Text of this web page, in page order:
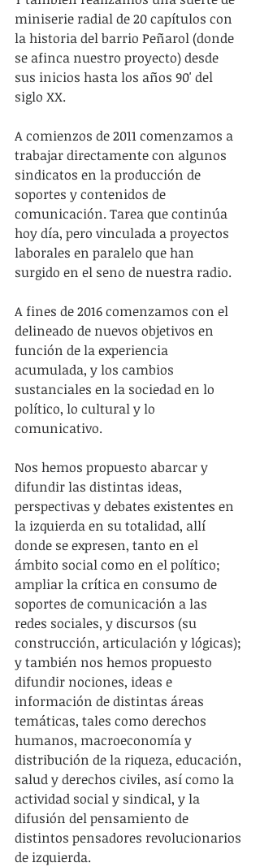
miniserie radial de 20 capítulos con
la historia del barrio Peñarol (donde
se afinca nuestro proyecto) desde
sus inicios hasta los años 90' del
siglo XX.
A comienzos de 2011 comenzamos a
trabajar directamente con algunos
sindicatos en la producción de
soportes y contenidos de
comunicación. Tarea que continúa
hoy día, pero vinculada a proyectos
laborales en paralelo que han
surgido en el seno de nuestra radio.
A fines de 2016 comenzamos con el
delineado de nuevos objetivos en
función de la experiencia
acumulada, y los cambios
sustanciales en la sociedad en lo
político, lo cultural y lo
comunicativo.
Nos hemos propuesto abarcar y
difundir las distintas ideas,
perspectivas y debates existentes en
la izquierda en su totalidad, allí
donde se expresen, tanto en el
ámbito social como en el político;
ampliar la crítica en consumo de
soportes de comunicación a las
redes sociales, y discursos (su
construcción, articulación y lógicas);
y también nos hemos propuesto
difundir nociones, ideas e
información de distintas áreas
temáticas, tales como derechos
humanos, macroeconomía y
distribución de la riqueza, educación,
salud y derechos civiles, así como la
actividad social y sindical, y la
difusión del pensamiento de
distintos pensadores revolucionarios
de izquierda.